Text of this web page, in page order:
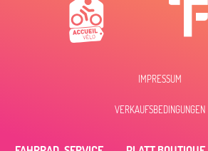
IMPRESSUM
VERKAUFSBEDINGUNGEN